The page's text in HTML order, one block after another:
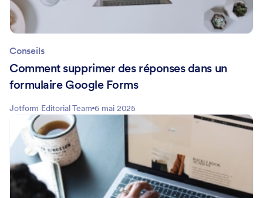
Conseils
Comment supprimer des réponses dans un
formulaire Google Forms
Jotform Editorial Team 6 mai 2025